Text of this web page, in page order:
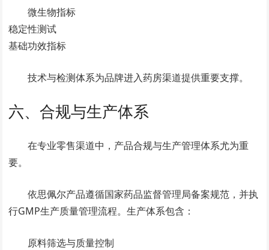
微生物指标
稳定性测试
基础功效指标
技术与检测体系为品牌进入药房渠道提供重要支撑。
六、合规与生产体系
在专业零售渠道中，产品合规与生产管理体系尤为重
要。
依思佩尔产品遵循国家药品监督管理局备案规范，并执
行GMP生产质量管理流程。生产体系包含：
原料筛选与质量控制